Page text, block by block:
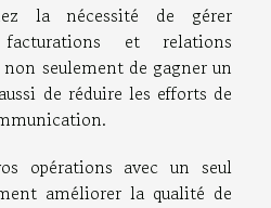
la nécessité de gérer
et relations
seulement de gagner un
de réduire les efforts de
opérations avec un seul
améliorer la qualité de